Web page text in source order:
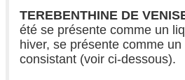
TEREBENTHINE DE
été se présente comme un
hiver, se présente comme
consistant (voir ci-dessous).